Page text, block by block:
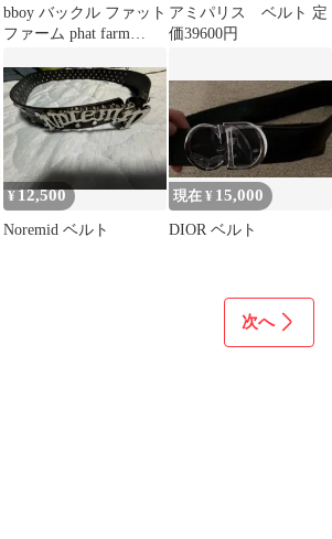
bboy バックル ファット
ファーム phat farm
アミパリス ベルト 定
価39600円
¥12,500
Noremid ベルト
現在 ¥ 15,000
DIOR ベルト
次へ